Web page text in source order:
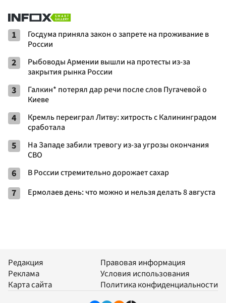
1
Госдума приняла закон о запрете на проживание в
России
2
Рыбоводы Армении вышли на протесты из-за
закрытия рынка России
3
Галкин* потерял дар речи после слов Пугачевой о
Киеве
4
Кремль переиграл Литву: хитрость с Калининградом
сработала
5
На Западе забили тревогу из-за угрозы окончания
СВО
6 В России стремительно дорожает сахар
7 Ермолаев день: что можно и нельзя делать 8 августа
Редакция
Реклама
Карта сайта
Правовая информация
Условия использования
Политика конфиденциальности